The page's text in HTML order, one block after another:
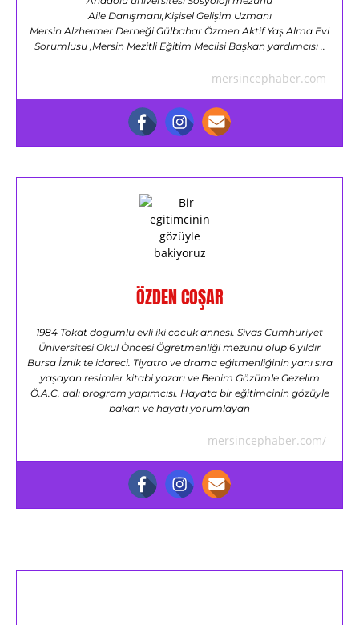
Aile Danışmanı,Kişisel Gelişim Uzmanı
Mersin Alzheımer Derneği Gülbahar Özmen Aktif Yaş Alma Evi
Sorumlusu ,Mersin Mezitli Eğitim Meclisi Başkan yardımcısı ..
mersincephaber.com
ÖZDEN COŞAR
1984 Tokat dogumlu evli iki cocuk annesi. Sivas Cumhuriyet
Üniversitesi Okul Öncesi Ögretmenliği mezunu olup 6 yıldır
Bursa İznik te idareci. Tiyatro ve drama eğitmenliğinin yanı sıra
yaşayan resimler kitabi yazarı ve Benim Gözümle Gezelim
Ö.A.C. adlı program yapımcısı. Hayata bir eğitimcinin gözüyle
bakan ve hayatı yorumlayan
mersincephaber.com/